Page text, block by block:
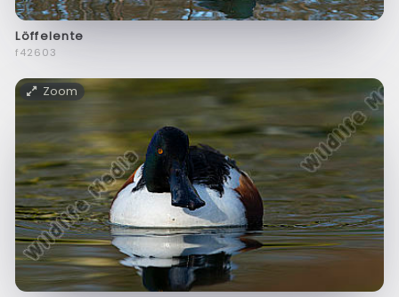
Löffelente
f42603
Zoom